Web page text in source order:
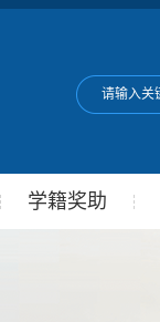
学籍奖助